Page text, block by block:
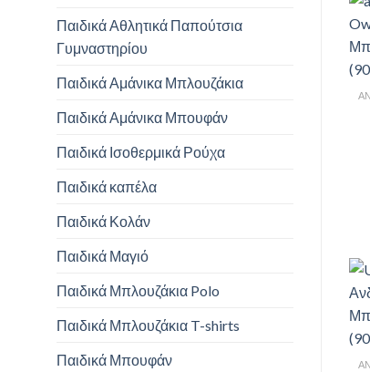
Παιδικά Αθλητικά Παπούτσια
Γυμναστηρίου
Παιδικά Αμάνικα Μπλουζάκια
Παιδικά Αμάνικα Μπουφάν
Παιδικά Ισοθερμικά Ρούχα
Παιδικά καπέλα
Παιδικά Κολάν
Παιδικά Μαγιό
Παιδικά Μπλουζάκια Polo
Παιδικά Μπλουζάκια T-shirts
Παιδικά Μπουφάν